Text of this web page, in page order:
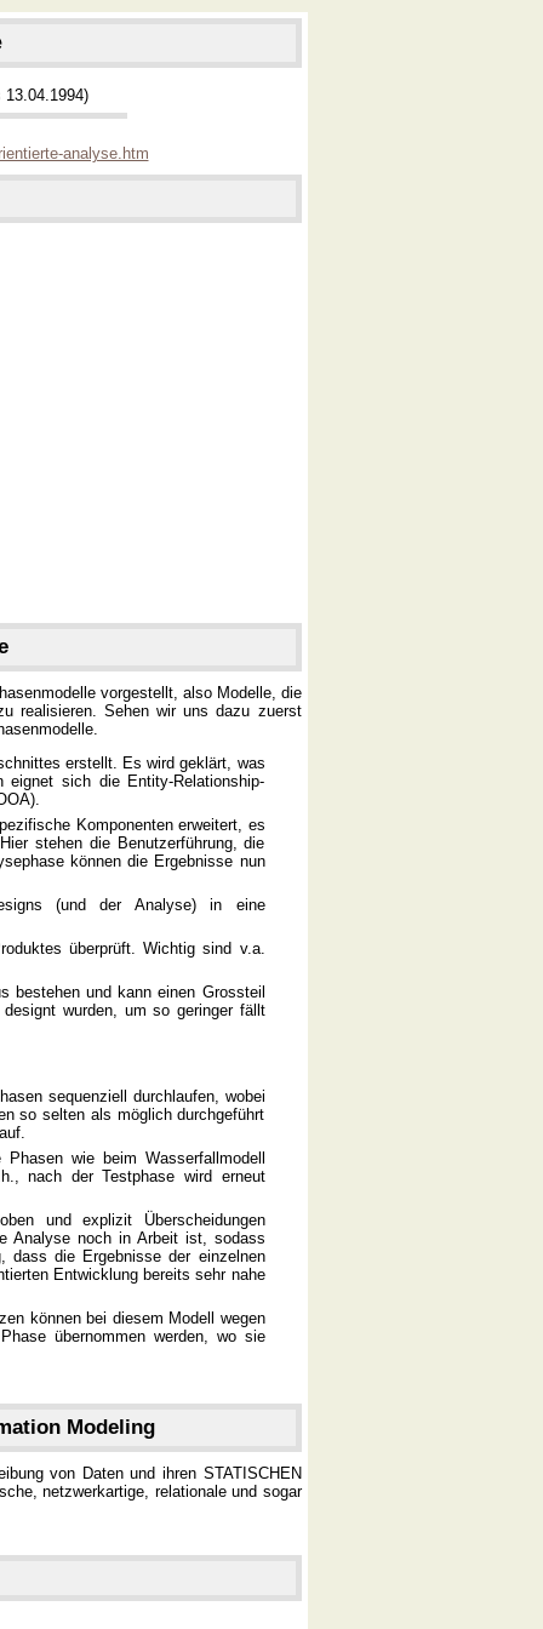
13.04.1994)
analyse.htm
vorgestellt, also Modelle, die
realisieren. Sehen wir uns dazu zuerst
erstellt. Es wird geklärt, was
sich die Entity-Relationship-
Komponenten erweitert, es
stehen die Benutzerführung, die
können die Ergebnisse nun
(und der Analyse) in eine
überprüft. Wichtig sind v.a.
bestehen und kann einen Grossteil
wurden, um so geringer fällt
sequenziell durchlaufen, wobei
so selten als möglich durchgeführt
wie beim Wasserfallmodell
nach der Testphase wird erneut
und explizit Überscheidungen
Analyse noch in Arbeit ist, sodass
dass die Ergebnisse der einzelnen
Entwicklung bereits sehr nahe
können bei diesem Modell wegen
übernommen werden, wo sie
Modeling
von Daten und ihren STATISCHEN
netzwerkartige, relationale und sogar